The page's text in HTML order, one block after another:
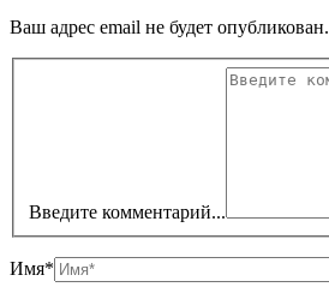
Ваш адрес email не будет опубликован.
Введите комментарий...
Имя*